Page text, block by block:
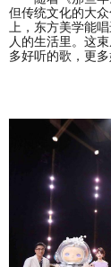
但传统文化的大
上，东方美学能
人的生活里。这
多好听的歌，更多